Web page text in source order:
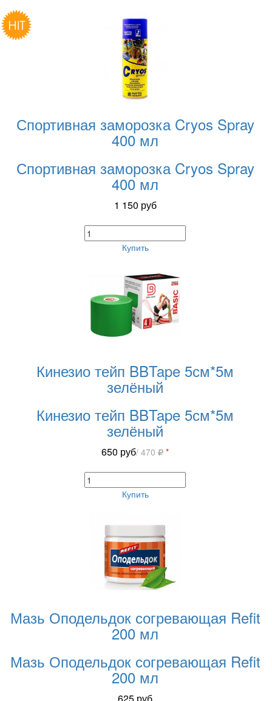
Спортивная заморозка Cryos Spray
400 мл
Спортивная заморозка Cryos Spray
400 мл
1 150 руб
Купить
Кинезио тейп BBTape 5см*5м
зелёный
Кинезио тейп BBTape 5см*5м
зелёный
650 руб/ 470 *
Купить
Мазь Оподельдок согревающая Refit
200 мл
Мазь Оподельдок согревающая Refit
200 мл